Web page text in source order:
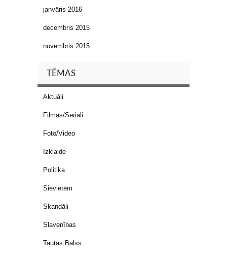
janvāris 2016
decembris 2015
novembris 2015
TĒMAS
Aktuāli
Filmas/Seriāli
Foto/Video
Izklaide
Politika
Sievietēm
Skandāli
Slavenības
Tautas Balss